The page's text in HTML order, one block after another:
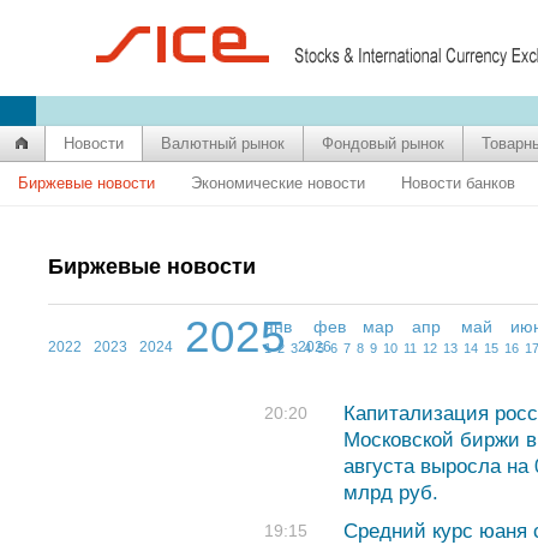
Новости Валютный рынок Фондовый рынок
Биржевые новости Экономические новости Новости банков
Биржевые новости
2022 2023 2024 2025 2026
янв фев мар апр май
1 2 3 4 5 6 7 8 9 10 11 12 13 14 15 16 17
20:20
Капитализация
Московской биржи
августа выросла
млрд руб.
19:15
Средний курс юаня